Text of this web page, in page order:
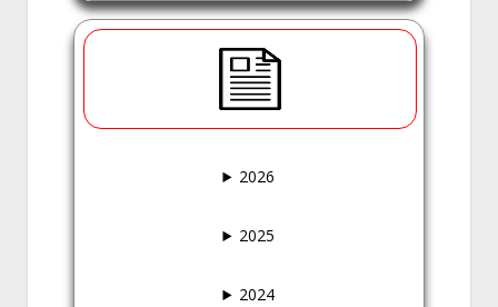
2026
2025
2024